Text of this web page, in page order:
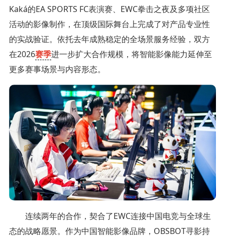
Kaká的EA SPORTS FC表演赛、EWC拳击之夜及多项社区
活动的影像制作，在顶级国际舞台上完成了对产品专业性
的实战验证。依托去年成熟稳定的全场景服务经验，双方
在2026赛季进一步扩大合作规模，将智能影像能力延伸至
更多赛事场景与内容形态。
连续两年的合作，契合了EWC连接中国电竞与全球生
态的战略愿景。作为中国智能影像品牌，OBSBOT寻影持